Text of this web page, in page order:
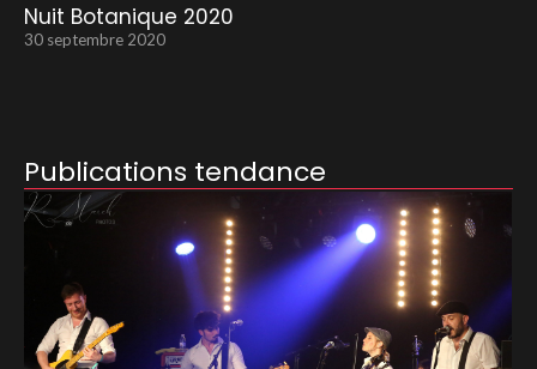
Nuit Botanique 2020
30 septembre 2020
Publications tendance